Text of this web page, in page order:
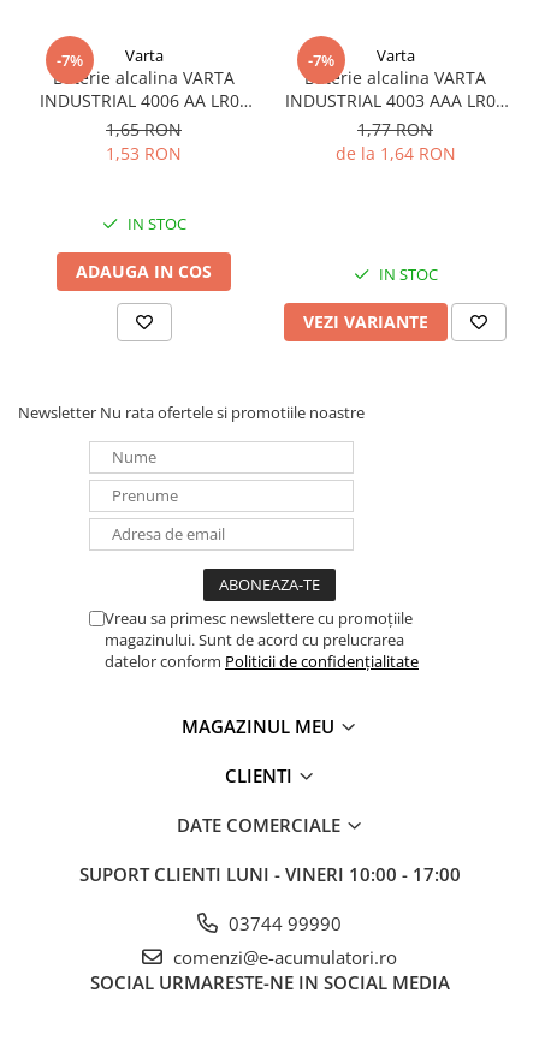
Redresoare auto, moto, barci si
stationare
Surse UPS
UPS pentru centrale termice si
sisteme de urgenta - acumulator
UPS Trifazat
Stabilizatoare Tensiune
PDUs unitati de distributie a
energiei electrice
Frigidere portabile
Panouri portabile
Statii energie portabile
Intrerupatoare si prize
Lumina (Becuri si Lanterne)
Laptop & PC accesorii, baterii,
cabluri USB, prelungitoare USB
Cablu de date si Adaptoare
-7% Varta
Baterie alcalina VARTA
INDUSTRIAL 4006 AA LR06
1.5V bulk
1,65 RON
1,53 RON
IN STOC
ADAUGA IN COS
-7% Varta
Baterie alcalina VARTA
INDUSTRIAL 4003 AAA LR03
1.5V
1,77 RON
de la 1,64 RON
IN STOC
VEZI VARIANTE
Newsletter Nu rata ofertele si promotiile noastre
Vreau sa primesc newslettere cu promoțiile
magazinului. Sunt de acord cu prelucrarea
datelor conform Politicii de confidențialitate
MAGAZINUL MEU
CLIENTI
DATE COMERCIALE
SUPORT CLIENTI LUNI - VINERI 10:00 - 17:00
03744 99990
comenzi@e-acumulatori.ro
SOCIAL URMARESTE-NE IN SOCIAL MEDIA